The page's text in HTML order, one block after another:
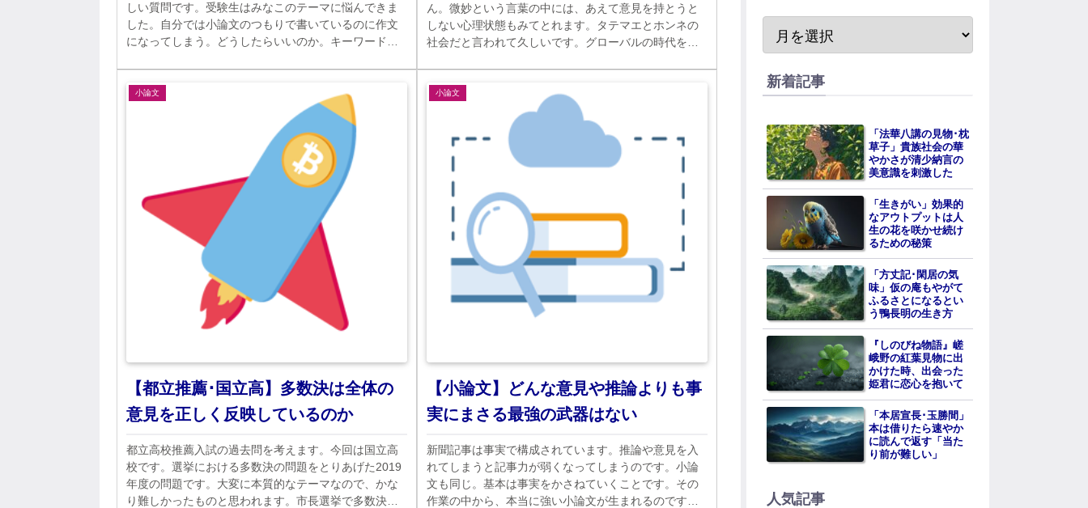
しい質問です。受験生はみなこのテーマに悩んできま
した。自分では小論文のつもりで書いているのに作文
になってしまう。どうしたらいいのか。キーワードは
ん。微妙という言葉の中には、あえて意見を持とうと
しない心理状態もみてとれます。タテマエとホンネの
社会だと言われて久しいです。グローバルの時代を迎
小論文
【都立推薦･国立高】多数決は全体の
意見を正しく反映しているのか
都立高校推薦入試の過去問を考えます。今回は国立高
校です。選挙における多数決の問題をとりあげた2019
年度の問題です。大変に本質的なテーマなので、かな
り難しかったものと思われます。市長選挙で多数決制
小論文
【小論文】どんな意見や推論よりも事
実にまさる最強の武器はない
新聞記事は事実で構成されています。推論や意見を入
れてしまうと記事力が弱くなってしまうのです。小論
文も同じ。基本は事実をかさねていくことです。その
作業の中から、本当に強い小論文が生まれるのです。
新着記事
「法華八講の見物･枕
草子」貴族社会の華
やかさが清少納言の
美意識を刺激した
「生きがい」効果的
なアウトプットは人
生の花を咲かせ続け
るための秘策
「方丈記･閑居の気
味」仮の庵もやがて
ふるさとになるとい
う鴨長明の生き方
『しのびね物語』嵯
峨野の紅葉見物に出
かけた時、出会った
姫君に恋心を抱いて
「本居宣長･玉勝間」
本は借りたら速やか
に読んで返す「当た
り前が難しい」
人気記事